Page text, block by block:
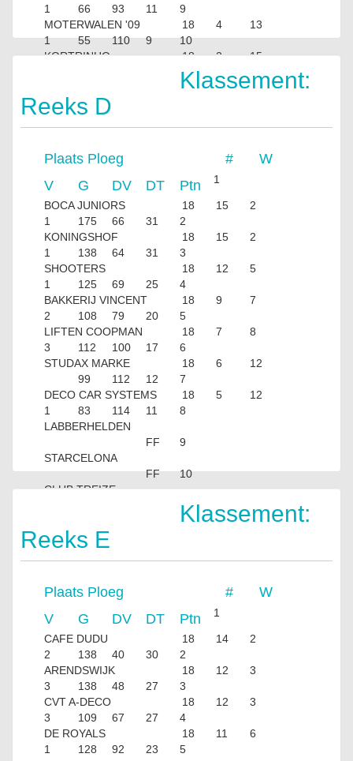
1
66 93 11
9
MOTERWALEN '09
18 4
13
1
55 110 9
10
KORTRINHO
18 2
15
Klassement:
Reeks D
Plaats Ploeg #
W
V
G DV DT Ptn 1
BOCA JUNIORS 18 15
2
1
175 66 31
2
KONINGSHOF
18 15
2
1
138 64 31
3
SHOOTERS
18 12
5
1
125 69 25
4
BAKKERIJ VINCENT
18 9
7
2
108 79 20
5
LIFTEN COOPMAN
18 7
8
3
112 100 17
6
STUDAX MARKE
18 6
12
99
112 12
7
DECO CAR SYSTEMS
18 5
12
1
83 114 11
8
LABBERHELDEN
FF
9
STARCELONA
FF
10
CLUB TREIZE
Klassement:
Reeks E
Plaats Ploeg #
W
V
G DV DT Ptn 1
CAFE DUDU 18 14
2
2
138 40 30
2
ARENDSWIJK
18 12
3
3
138 48 27
3
CVT A-DECO
18 12
3
3
109 67 27
4
DE ROYALS
18 11
6
1
128 92 23
5